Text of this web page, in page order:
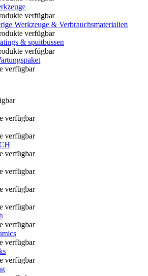
verfügbar
Werkzeuge & Verbrauchsmaterialien
verfügbar
& spuitbussen
verfügbar
verfügbar
verfügbar
verfügbar
verfügbar
verfügbar
verfügbar
verfügbar
verfügbar
verfügbar
verfügbar